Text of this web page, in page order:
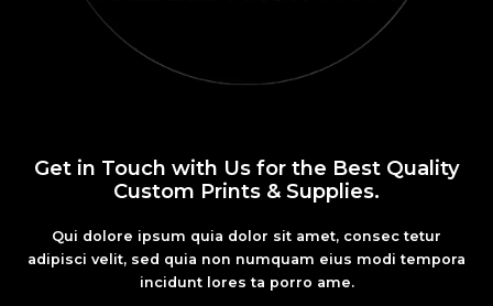
Get in Touch with Us for the Best Quality
Custom Prints & Supplies.
Qui dolore ipsum quia dolor sit amet, consec tetur
adipisci velit, sed quia non numquam eius modi tempora
incidunt lores ta porro ame.